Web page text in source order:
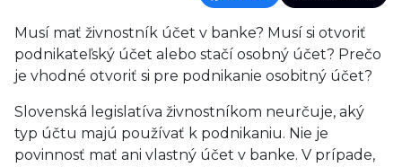
Zavolajte mi Prihlásiť sa
Musí mať živnostník účet v banke? Musí si otvoriť
podnikateľský účet alebo stačí osobný účet? Prečo
je vhodné otvoriť si pre podnikanie osobitný účet?
Slovenská legislatíva živnostníkom neurčuje, aký
typ účtu majú používať k podnikaniu. Nie je
povinnosť mať ani vlastný účet v banke. V prípade,